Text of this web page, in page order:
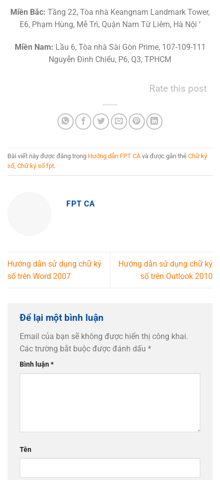
Miền Bắc: Tầng 22, Tòa nhà Keangnam Landmark Tower,
E6, Phạm Hùng, Mễ Trì, Quận Nam Từ Liêm, Hà Nội ‘
Miền Nam: Lầu 6, Tòa nhà Sài Gòn Prime, 107-109-111
Nguyễn Đình Chiểu, P6, Q3, TPHCM
Rate this post
Bài viết này được đăng trong Hướng dẫn FPT CAvà được gắn thẻ Chữ ký
số, Chữ ký số fpt.
FPT CA
Hướng dẫn sử dụng chữ ký
số trên Word 2007
Hướng dẫn sử dụng chữ ký
số trên Outlook 2010
Để lại một bình luận
Email của bạn sẽ không được hiển thị công khai.
Các trường bắt buộc được đánh dấu *
Bình luận*
Tên